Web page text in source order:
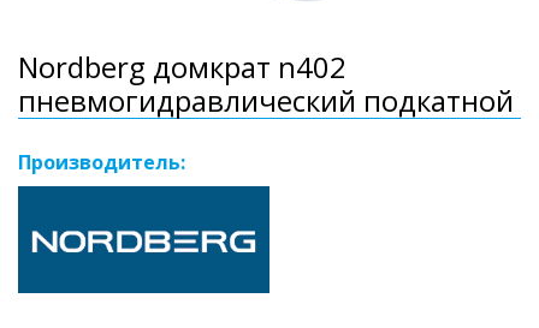
Nordberg домкрат n402
пневмогидравлический подкатной
Производитель: